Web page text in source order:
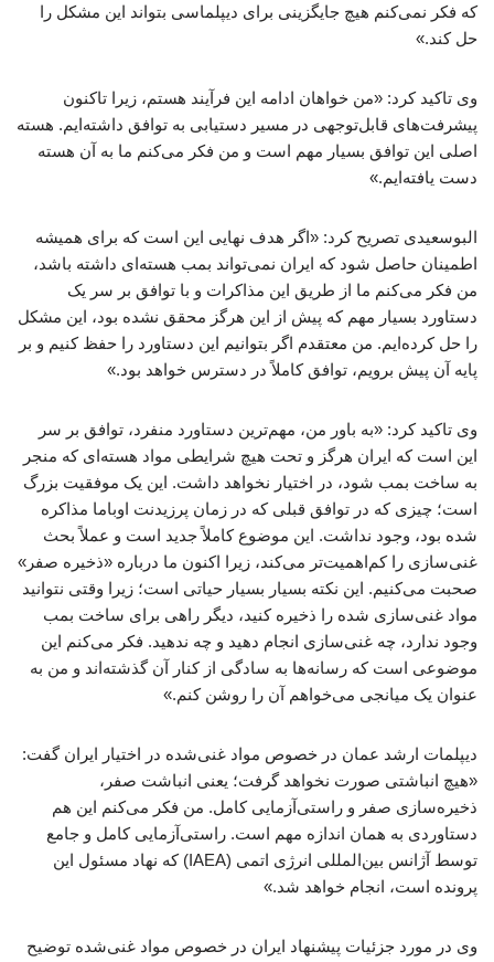
که فکر نمی‌کنم هیچ جایگزینی برای دیپلماسی بتواند این مشکل را
حل کند.»
وی تاکید کرد: «من خواهان ادامه این فرآیند هستم، زیرا تاکنون
پیشرفت‌های قابل‌توجهی در مسیر دستیابی به توافق داشته‌ایم. هسته
اصلی این توافق بسیار مهم است و من فکر می‌کنم ما به آن هسته
دست یافته‌ایم.»
البوسعیدی تصریح کرد: «اگر هدف نهایی این است که برای همیشه
اطمینان حاصل شود که ایران نمی‌تواند بمب هسته‌ای داشته باشد،
من فکر می‌کنم ما از طریق این مذاکرات و با توافق بر سر یک
دستاورد بسیار مهم که پیش از این هرگز محقق نشده بود، این مشکل
را حل کرده‌ایم. من معتقدم اگر بتوانیم این دستاورد را حفظ کنیم و بر
پایه آن پیش برویم، توافق کاملاً در دسترس خواهد بود.»
وی تاکید کرد: «به باور من، مهم‌ترین دستاورد منفرد، توافق بر سر
این است که ایران هرگز و تحت هیچ شرایطی مواد هسته‌ای که منجر
به ساخت بمب شود، در اختیار نخواهد داشت. این یک موفقیت بزرگ
است؛ چیزی که در توافق قبلی که در زمان پرزیدنت اوباما مذاکره
شده بود، وجود نداشت. این موضوع کاملاً جدید است و عملاً بحث
غنی‌سازی را کم‌اهمیت‌تر می‌کند، زیرا اکنون ما درباره «ذخیره صفر»
صحبت می‌کنیم. این نکته بسیار بسیار حیاتی است؛ زیرا وقتی نتوانید
مواد غنی‌سازی شده را ذخیره کنید، دیگر راهی برای ساخت بمب
وجود ندارد، چه غنی‌سازی انجام دهید و چه ندهید. فکر می‌کنم این
موضوعی است که رسانه‌ها به سادگی از کنار آن گذشته‌اند و من به
عنوان یک میانجی می‌خواهم آن را روشن کنم.»
دیپلمات ارشد عمان در خصوص مواد غنی‌شده در اختیار ایران گفت:
«هیچ انباشتی صورت نخواهد گرفت؛ یعنی انباشت صفر،
ذخیره‌سازی صفر و راستی‌آزمایی کامل. من فکر می‌کنم این هم
دستاوردی به همان اندازه مهم است. راستی‌آزمایی کامل و جامع
توسط آژانس بین‌المللی انرژی اتمی (IAEA) که نهاد مسئول این
پرونده است، انجام خواهد شد.»
وی در مورد جزئیات پیشنهاد ایران در خصوص مواد غنی‌شده توضیح